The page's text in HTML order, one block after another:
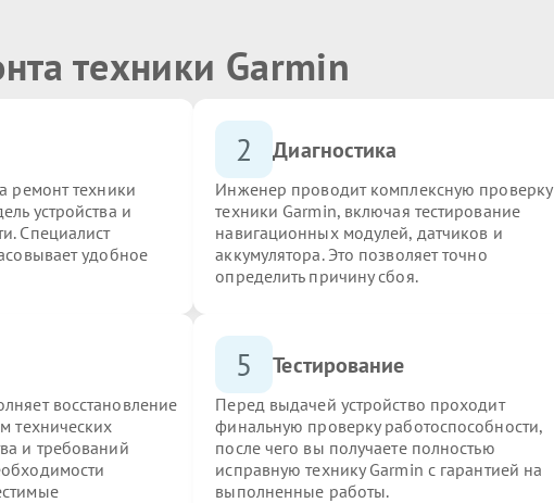
техники Garmin
ремонт техники
устройства и
Специалист
удобное
2 Диагностика
Инженер проводит комплексную проверку
техники Garmin, включая тестирование
навигационных модулей, датчиков и
аккумулятора. Это позволяет точно
определить причину сбоя.
восстановление
технических
и требований
5 Тестирование
Перед выдачей устройство проходит
финальную проверку работоспособности,
после чего вы получаете полностью
исправную технику Garmin с гарантией на
выполненные работы.